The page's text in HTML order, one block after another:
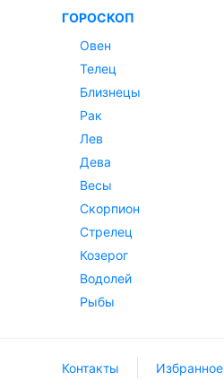
ГОРОСКОП
Овен
Телец
Близнецы
Рак
Лев
Дева
Весы
Скорпион
Стрелец
Козерог
Водолей
Рыбы
Контакты Избранное